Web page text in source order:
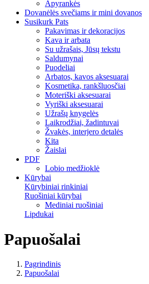
Apyrankės
Dovanėlės svečiams ir mini dovanos
Susikurk Pats
Pakavimas ir dekoracijos
Kava ir arbata
Su užrašais, Jūsų tekstu
Saldumynai
Puodeliai
Arbatos, kavos aksesuarai
Kosmetika, rankšluosčiai
Moteriški aksesuarai
Vyriški aksesuarai
Užrašų knygelės
Laikrodžiai, žadintuvai
Žvakės, interjero detalės
Kita
Žaislai
PDF
Lobio medžioklė
Kūrybai
Kūrybiniai rinkiniai
Ruošiniai kūrybai
Mediniai ruošiniai
Lipdukai
Papuošalai
Pagrindinis
Papuošalai